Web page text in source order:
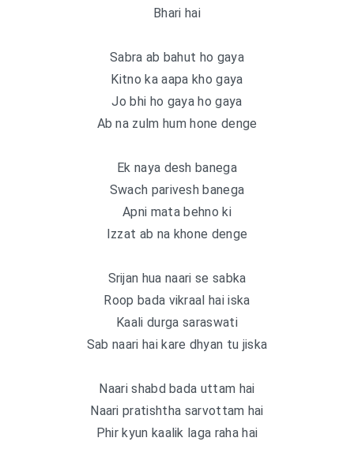
Bhari hai
Sabra ab bahut ho gaya
Kitno ka aapa kho gaya
Jo bhi ho gaya ho gaya
Ab na zulm hum hone denge
Ek naya desh banega
Swach parivesh banega
Apni mata behno ki
Izzat ab na khone denge
Srijan hua naari se sabka
Roop bada vikraal hai iska
Kaali durga saraswati
Sab naari hai kare dhyan tu jiska
Naari shabd bada uttam hai
Naari pratishtha sarvottam hai
Phir kyun kaalik laga raha hai